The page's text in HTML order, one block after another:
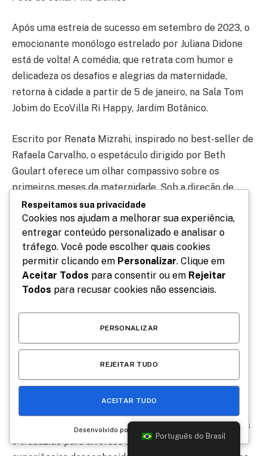
Após uma estreia de sucesso em setembro de 2023, o
emocionante monólogo estrelado por Juliana Didone
está de volta! A comédia, que retrata com humor e
delicadeza os desafios e alegrias da maternidade,
retorna à cidade a partir de 5 de janeiro, na Sala Tom
Jobim do EcoVilla Ri Happy, Jardim Botânico.
Escrito por Renata Mizrahi, inspirado no best-seller de
Rafaela Carvalho, o espetáculo dirigido por Beth
Goulart oferece um olhar compassivo sobre os
primeiros meses da maternidade. Sob a direção de
produção de Bruna Dornellas e Wesley Telles, a
temporada se estende até 25 de fevereiro, com
apresentações de sexta a domingo, sempre às 20
horas.
Na estreia, ingressos esgotados e uma plateia
diversificada, repleta de mães, casais e gestantes,
testemunharam o sucesso do espetáculo no Teatro
Juliana Didone, conectada com a narrativa após se
tornar mãe, encontrou no livro de Rafaela Carvalho a
sucesso literário com mais de 200 mil cópias vendidas
e traduzido para diversos idiomas, mergulha nas
Português do Brasil
Respeitamos sua privacidade
Cookies nos ajudam a melhorar sua experiência,
entregar conteúdo personalizado e analisar o
tráfego. Você pode escolher quais cookies
permitir clicando em Personalizar. Clique em
Aceitar Todos para consentir ou em Rejeitar
Todos para recusar cookies não essenciais.
PERSONALIZAR
REJEITAR TUDO
ACEITAR TUDO
Desenvolvido por